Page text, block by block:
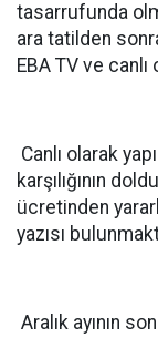
tasarrufunda
ara tatilden
EBA TV ve canlı
Canlı olarak
karşılığının
ücretinden
yazısı
Aralık ayının